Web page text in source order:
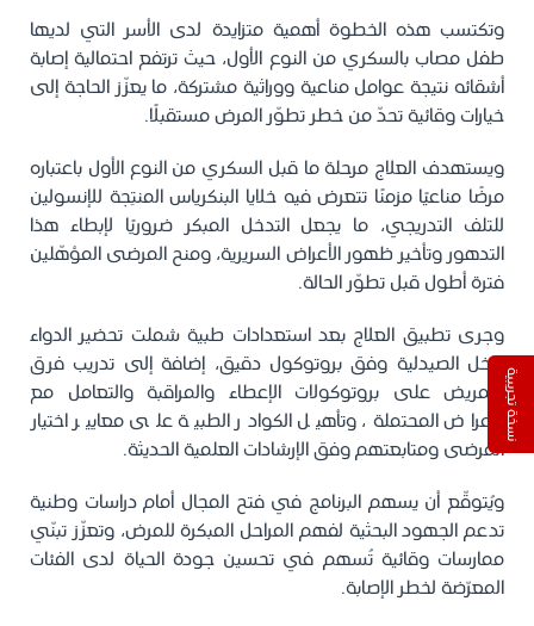
وتكتسب هذه الخطوة أهمية متزايدة لدى الأسر التي لديها
طفل مصاب بالسكري من النوع الأول، حيث ترتفع احتمالية إصابة
أشقائه نتيجة عوامل مناعية ووراثية مشتركة، ما يعزّز الحاجة إلى
خيارات وقائية تحدّ من خطر تطوّر المرض مستقبلًا.
ويستهدف العلاج مرحلة ما قبل السكري من النوع الأول باعتباره
مرضًا مناعيًا مزمنًا تتعرض فيه خلايا البنكرياس المنتِجة للإنسولين
للتلف التدريجي، ما يجعل التدخل المبكر ضروريًا لإبطاء هذا
التدهور وتأخير ظهور الأعراض السريرية، ومنح المرضى المؤهّلين
فترة أطول قبل تطوّر الحالة.
وجرى تطبيق العلاج بعد استعدادات طبية شملت تحضير الدواء
داخل الصيدلية وفق بروتوكول دقيق، إضافة إلى تدريب فرق
التمريض على بروتوكولات الإعطاء والمراقبة والتعامل مع
الأعراض المحتملة، وتأهيل الكوادر الطبية على معايير اختيار
المرضى ومتابعتهم وفق الإرشادات العلمية الحديثة.
ويُتوقّع أن يسهم البرنامج في فتح المجال أمام دراسات وطنية
تدعم الجهود البحثية لفهم المراحل المبكرة للمرض، وتعزّز تبنّي
ممارسات وقائية تُسهم في تحسين جودة الحياة لدى الفئات
المعرّضة لخطر الإصابة.
نسخة تجريبية